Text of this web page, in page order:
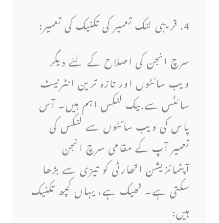
4. قریبی لنک تعمیر کی تکنیک کی تعمیر:
سرچ انجن کی اصلاح کے لئے دیگر
ویب سائٹوں اور تازہ ترین انٹرنیٹ
سائٹس سے بیک لنکس اہم ہیں۔ آس
پاس کی ویب سائٹوں سے لنکس کی
تعمیر آپ کے مقامی سرچ انجن
آپٹمائزیشن اتھارٹی کو تیزی سے بڑھا
سکتی ہے۔ ٹھیک ہے، یہاں کچھ تکنیک
ہیں: